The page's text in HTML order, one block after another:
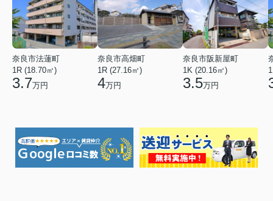
奈良市法蓮町
1R (18.70㎡)
3.7万円
奈良市高畑町
1R (27.16㎡)
4万円
奈良市阪新屋町
1K (20.16㎡)
3.5万円